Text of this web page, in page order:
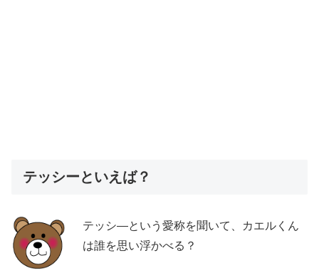
テッシーといえば？
テッシ―という愛称を聞いて、カエルくん
は誰を思い浮かべる？